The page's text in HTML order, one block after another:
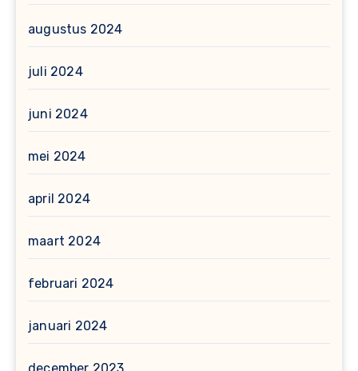
augustus 2024
juli 2024
juni 2024
mei 2024
april 2024
maart 2024
februari 2024
januari 2024